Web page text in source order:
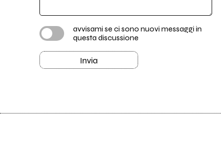
avvisami se ci sono nuovi messaggi in
questa discussione
Invia